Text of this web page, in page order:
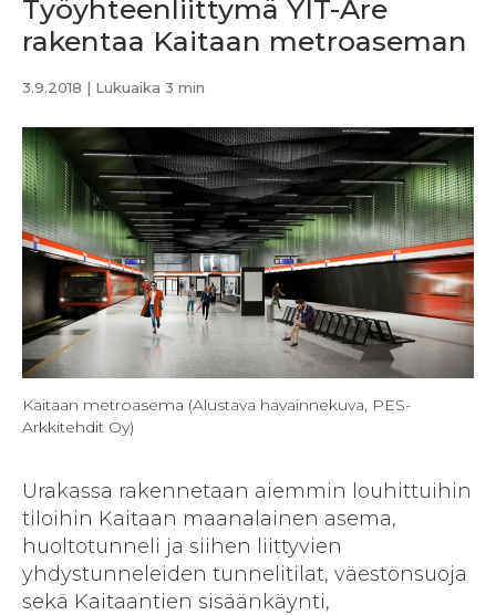
Työyhteenliittymä YIT-Are
rakentaa Kaitaan metroaseman
3.9.2018 | Lukuaika 3 min
Kaitaan metroasema (Alustava havainnekuva, PES-
Arkkitehdit Oy)
Urakassa rakennetaan aiemmin louhittuihin
tiloihin Kaitaan maanalainen asema,
huoltotunneli ja siihen liittyvien
yhdystunneleiden tunnelitilat, väestönsuoja
sekä Kaitaantien sisäänkäynti,